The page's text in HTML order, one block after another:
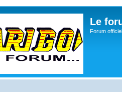
Le
Forum